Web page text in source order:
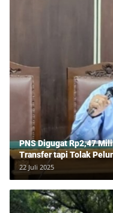
PNS Digugat Rp2,47
Transfer tapi Tolak
Lawan Tipu Rp850 Juta
22 Juli 2025